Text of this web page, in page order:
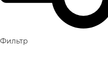
Фильтр